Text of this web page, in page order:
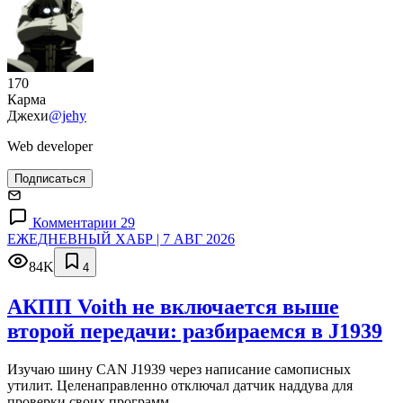
170
Карма
Джехи@jehy
Web developer
Подписаться
Комментарии 29
ЕЖЕДНЕВНЫЙ ХАБР | 7 АВГ 2026
84K
4
АКПП Voith не включается выше
второй передачи: разбираемся в J1939
Изучаю шину CAN J1939 через написание самописных
утилит. Целенаправленно отключал датчик наддува для